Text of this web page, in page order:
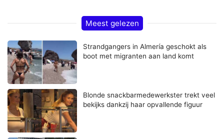
Meest gelezen
Strandgangers in Almería geschokt als
boot met migranten aan land komt
Blonde snackbarmedewerkster trekt veel
bekijks dankzij haar opvallende figuur